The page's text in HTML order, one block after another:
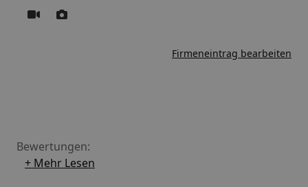
Firmeneintrag bearbeiten
Bewertungen:
+ Mehr Lesen